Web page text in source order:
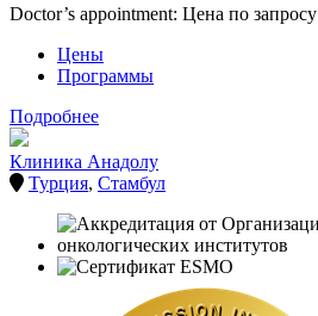
Doctor’s appointment: Цена по запросу
Цены
Программы
Подробнее
Клиника Анадолу
Турция, Стамбул